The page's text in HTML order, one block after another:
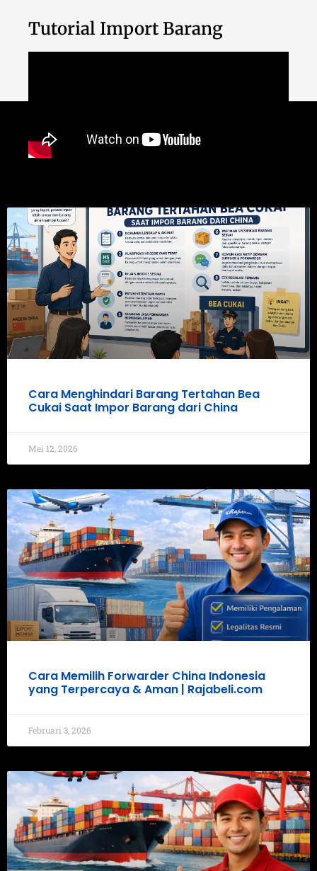
Tutorial Import Barang
Cara Menghindari Barang Tertahan Bea
Cukai Saat Impor Barang dari China
Mei 12, 2026
Cara Memilih Forwarder China Indonesia
yang Terpercaya & Aman | Rajabeli.com
Februari 3, 2026